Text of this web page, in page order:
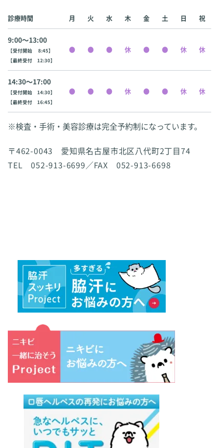
診療時間 月 火 水 木 金 土 日 祝
9:00〜13:00
【受付開始 8:45】
【最終受付 12:30】
14:30〜17:00
【受付開始 14:30】
【最終受付 16:45】
※検査・手術・美容診療は完全予約制になっています。
〒462-0043 愛知県名古屋市北区八代町2丁目74
TEL 052-913-6699／FAX 052-913-6698